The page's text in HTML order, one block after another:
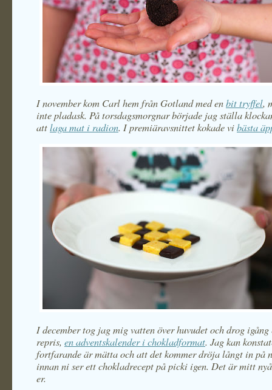
I november kom Carl hem från Gotland med enbit tryffel,
inte pladask. På torsdagsmorgnar började jag ställa
attlaga mat i radion. I premiäravsnittet kokade vibästa
I december tog jag mig vatten över huvudet och drog
repris, en adventskalender i chokladformat. Jag kan
fortfarande är mätta och att det kommer dröja långt in på
innan ni ser ett chokladrecept på picki igen. Det är mitt
er.